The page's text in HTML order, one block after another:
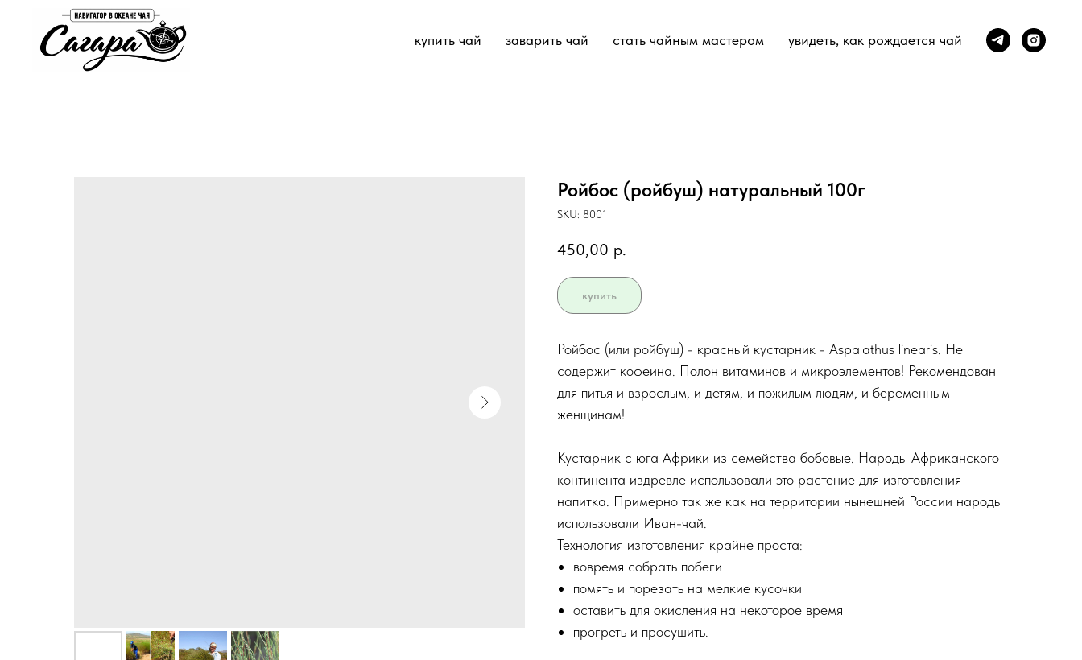
купить чай заварить чай стать чайным мастером увидеть, как рождается чай
Ройбос (ройбуш) натуральный 100г
SKU: 8001
450,00 р.
купить
Ройбос (или ройбуш) - красный кустарник - Aspalathus linearis. Не
содержит кофеина. Полон витаминов и микроэлементов! Рекомендован
для питья и взрослым, и детям, и пожилым людям, и беременным
женщинам!
Кустарник с юга Африки из семейства бобовые. Народы Африканского
континента издревле использовали это растение для изготовления
напитка. Примерно так же как на территории нынешней России народы
использовали Иван-чай.
Технология изготовления крайне проста:
вовремя собрать побеги
помять и порезать на мелкие кусочки
оставить для окисления на некоторое время
прогреть и просушить.